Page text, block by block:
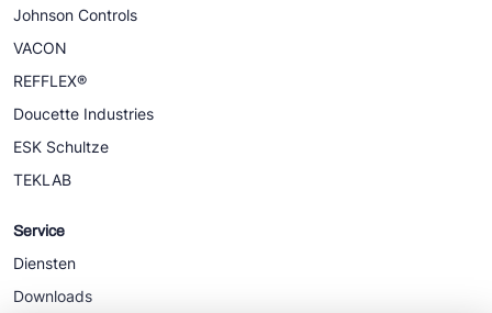
Johnson Controls
VACON
REFFLEX®
Doucette Industries
ESK Schultze
TEKLAB
Service
Diensten
Downloads